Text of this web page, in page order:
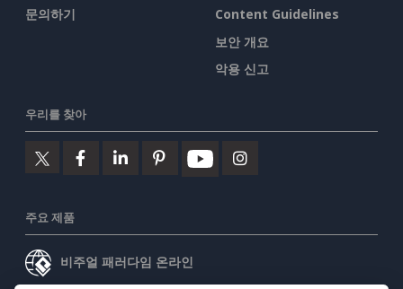
문의하기
Content Guidelines
보안 개요
악용 신고
우리를 찾아
주요 제품
비주얼 패러다임 온라인